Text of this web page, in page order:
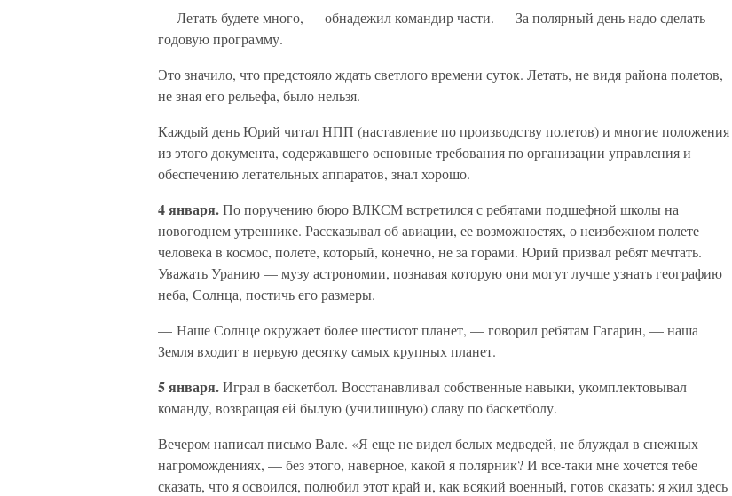
— Летать будете много, — обнадежил командир части. — За полярный день надо сделать
годовую программу.
Это значило, что предстояло ждать светлого времени суток. Летать, не видя района полетов,
не зная его рельефа, было нельзя.
Каждый день Юрий читал НПП (наставление по производству полетов) и многие положения
из этого документа, содержавшего основные требования по организации управления и
обеспечению летательных аппаратов, знал хорошо.
4 января.По поручению бюро ВЛКСМ встретился с ребятами подшефной школы на
новогоднем утреннике. Рассказывал об авиации, ее возможностях, о неизбежном полете
человека в космос, полете, который, конечно, не за горами. Юрий призвал ребят мечтать.
Уважать Уранию — музу астрономии, познавая которую они могут лучше узнать географию
неба, Солнца, постичь его размеры.
— Наше Солнце окружает более шестисот планет, — говорил ребятам Гагарин, — наша
Земля входит в первую десятку самых крупных планет.
5 января.Играл в баскетбол. Восстанавливал собственные навыки, укомплектовывал
команду, возвращая ей былую (училищную) славу по баскетболу.
Вечером написал письмо Вале. «Я еще не видел белых медведей, не блуждал в снежных
нагромождениях, — без этого, наверное, какой я полярник? И все-таки мне хочется тебе
сказать, что я освоился, полюбил этот край и, как всякий военный, готов сказать: я жил здесь